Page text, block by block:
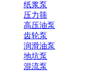
纸浆泵
压力筛
高压油泵
齿轮泵
润滑油泵
地坑泵
混流泵